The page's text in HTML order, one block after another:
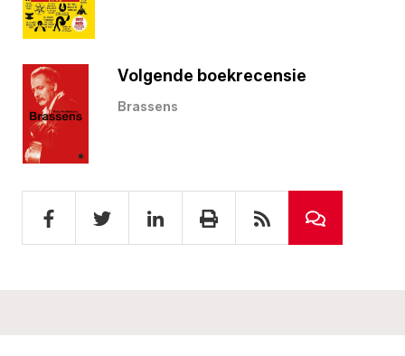
Volgende boekrecensie
Brassens